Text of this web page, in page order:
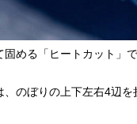
める「ヒートカット」
、のぼりの上下左右4辺